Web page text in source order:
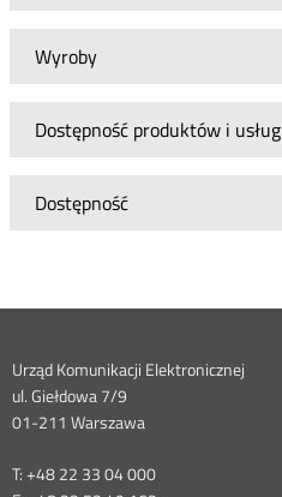
Wyroby
Dostępność produktów i usług
Dostępność
Dane
kontaktowe
Urząd Komunikacji Elektronicznej
ul. Giełdowa 7/9
01-211 Warszawa
T: +48 22 33 04 000